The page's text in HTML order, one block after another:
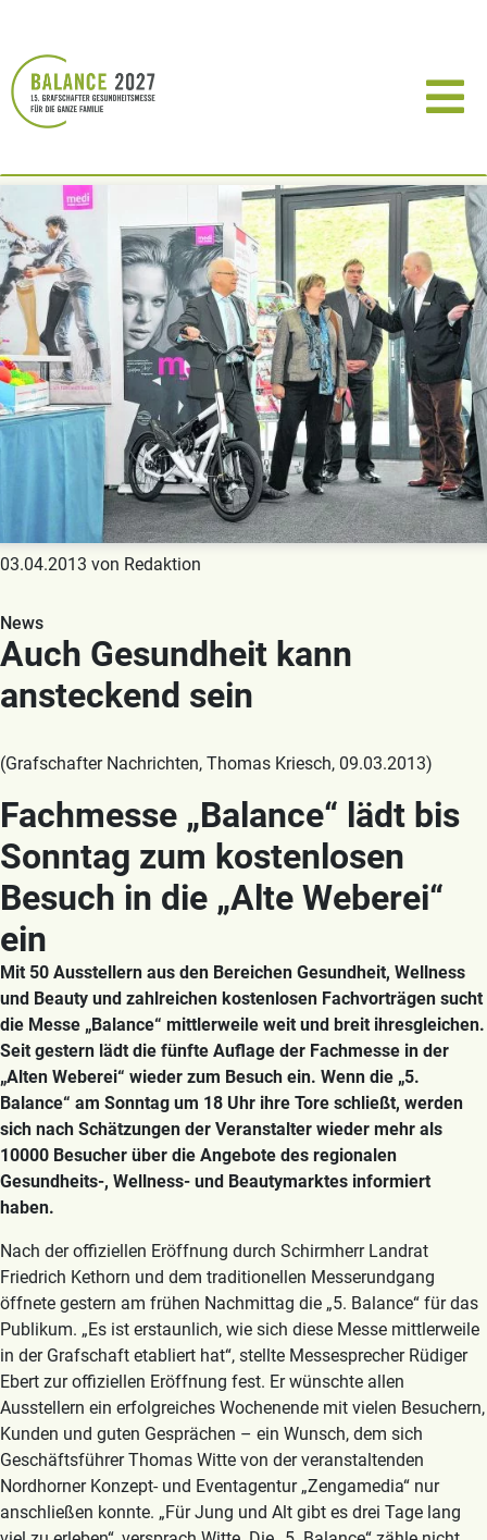
03.04.2013 von Redaktion
News
Auch Gesundheit kann
ansteckend sein
(Grafschafter Nachrichten, Thomas Kriesch, 09.03.2013)
Fachmesse „Balance“ lädt bis
Sonntag zum kostenlosen
Besuch in die „Alte Weberei“
ein
Mit 50 Ausstellern aus den Bereichen Gesundheit, Wellness
und Beauty und zahlreichen kostenlosen Fachvorträgen sucht
die Messe „Balance“ mittlerweile weit und breit ihresgleichen.
Seit gestern lädt die fünfte Auflage der Fachmesse in der
„Alten Weberei“ wieder zum Besuch ein. Wenn die „5.
Balance“ am Sonntag um 18 Uhr ihre Tore schließt, werden
sich nach Schätzungen der Veranstalter wieder mehr als
10000 Besucher über die Angebote des regionalen
Gesundheits-, Wellness- und Beautymarktes informiert
haben.
Nach der offiziellen Eröffnung durch Schirmherr Landrat
Friedrich Kethorn und dem traditionellen Messerundgang
öffnete gestern am frühen Nachmittag die „5. Balance“ für das
Publikum. „Es ist erstaunlich, wie sich diese Messe mittlerweile
in der Grafschaft etabliert hat“, stellte Messesprecher Rüdiger
Ebert zur offiziellen Eröffnung fest. Er wünschte allen
Ausstellern ein erfolgreiches Wochenende mit vielen Besuchern,
Kunden und guten Gesprächen – ein Wunsch, dem sich
Geschäftsführer Thomas Witte von der veranstaltenden
Nordhorner Konzept- und Eventagentur „Zengamedia“ nur
anschließen konnte. „Für Jung und Alt gibt es drei Tage lang